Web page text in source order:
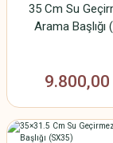
35 Cm Su
Arama Başlığı